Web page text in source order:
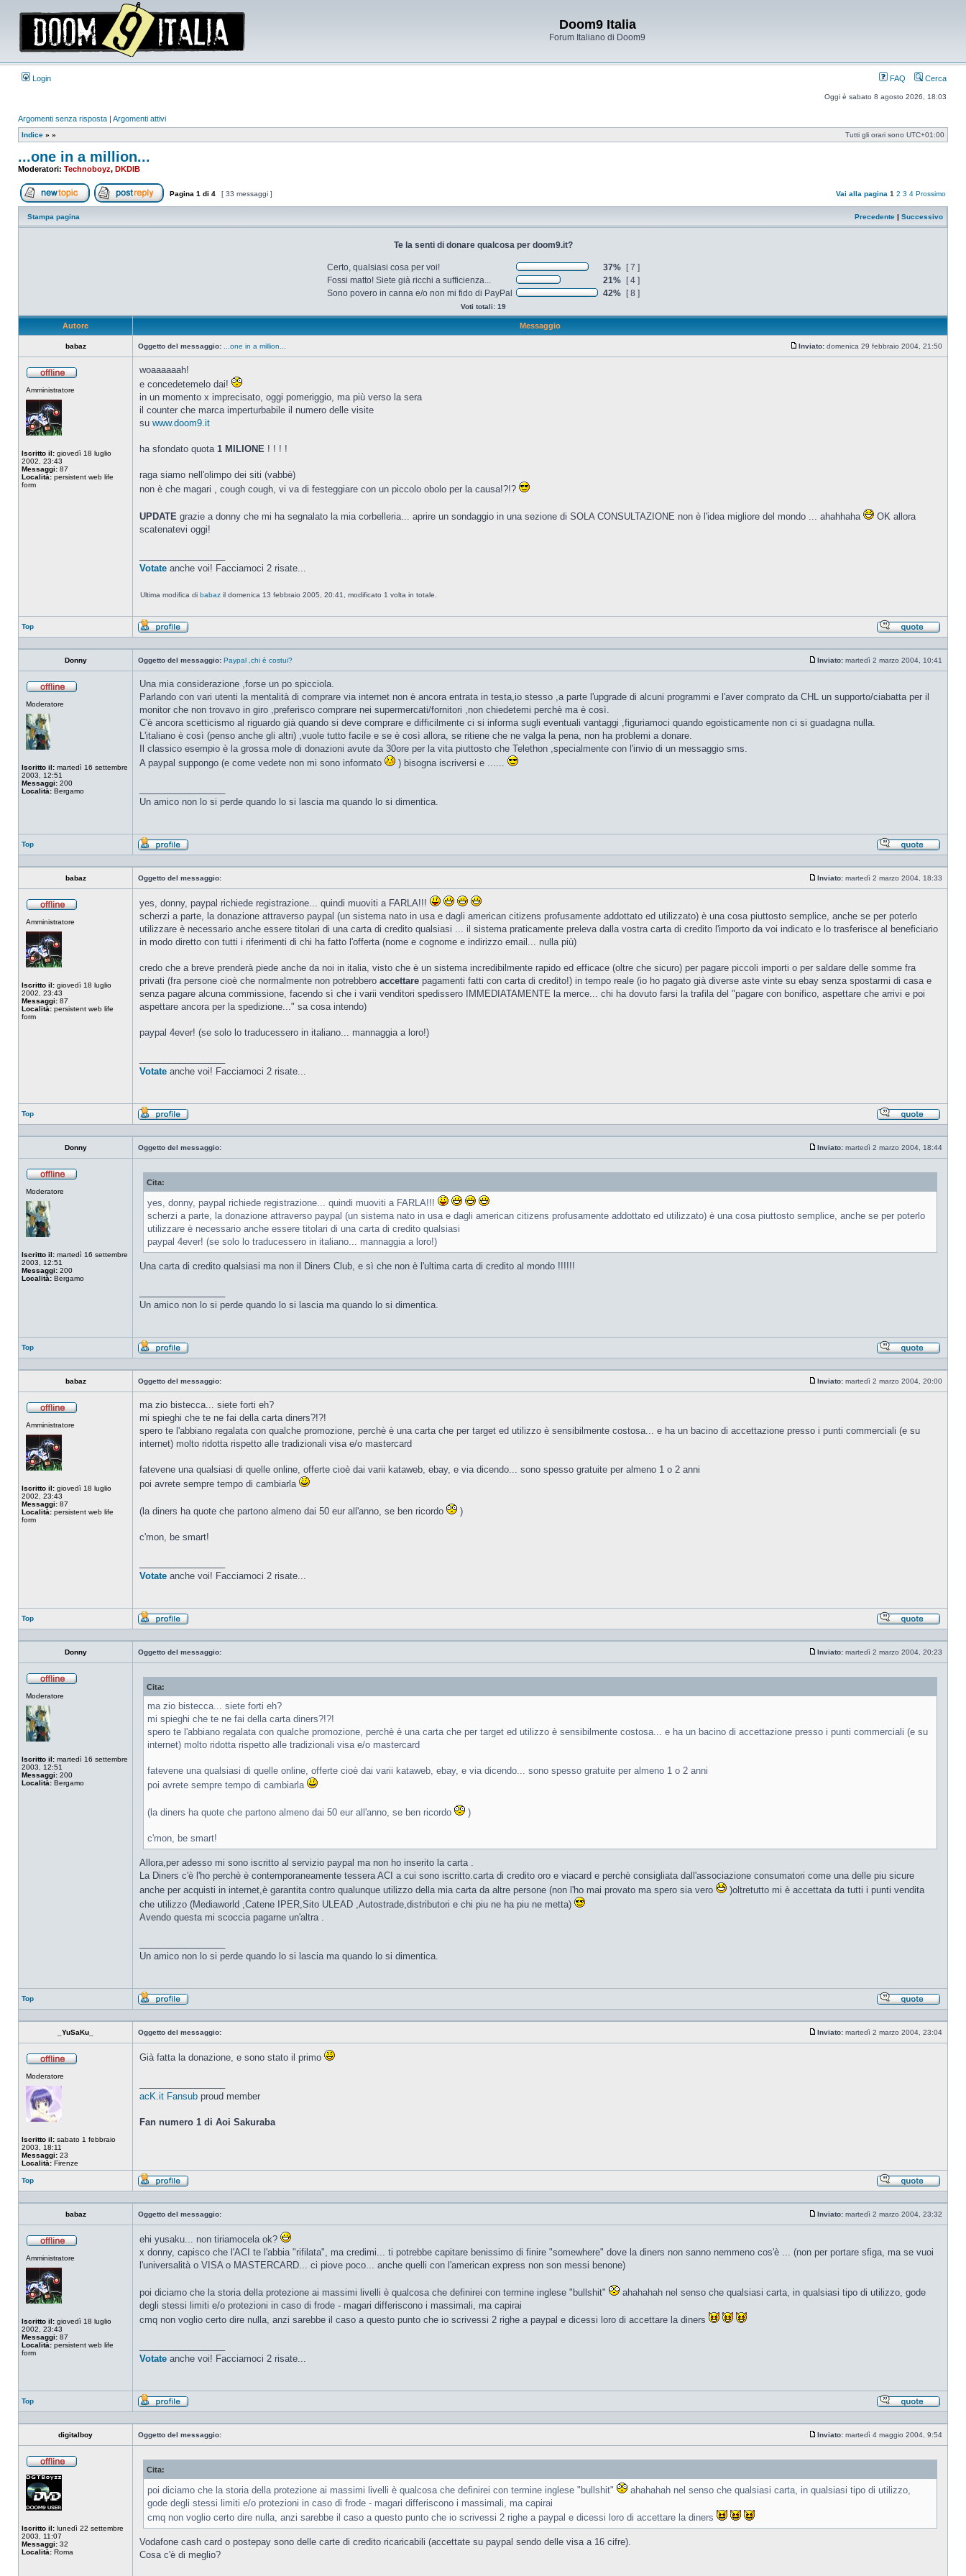
Doom9 Italia
Forum Italiano di Doom9
Login FAQ Cerca
Oggi è sabato 8 agosto 2026, 18:03
Argomenti senza risposta | Argomenti attivi
Indice » » Tutti gli orari sono UTC+01:00
...one in a million...
Moderatori: Technoboyz, DKDIB
Apri un nuovo argomentoRispondi all’argomento
Pagina 1 di 4 [ 33 messaggi ] Vai alla pagina 1 2 3 4 Prossimo
Stampa pagina Precedente | Successivo
Te la senti di donare qualcosa per doom9.it?
Certo, qualsiasi cosa per voi!
37%
37%
[ 7 ]
Fossi matto! Siete già ricchi a sufficienza...
21%
21%
[ 4 ]
Sono povero in canna e/o non mi fido di PayPal
42% [ 8 ]
Voti totali: 19
Autore Messaggio
babaz Oggetto del messaggio:
...one in a million...
Inviato: domenica 29 febbraio 2004, 21:50
Amministratore
Iscritto il: giovedì 18 luglio
2002, 23:43
Messaggi: 87
Località: persistent web life
form
woaaaaaah!
e concedetemelo dai!
in un momento x imprecisato, oggi pomeriggio, ma più verso la sera
il counter che marca imperturbabile il numero delle visite
su www.doom9.it
ha sfondato quota 1 MILIONE ! ! ! !
raga siamo nell'olimpo dei siti (vabbè)
non è che magari , cough cough, vi va di festeggiare con un piccolo obolo per la causa!?!?
UPDATE grazie a donny che mi ha segnalato la mia corbelleria... aprire un sondaggio in una sezione di SOLA CONSULTAZIONE non è l'idea migliore del mondo ... ahahhaha
OK allora
scatenatevi oggi!
Votate anche voi! Facciamoci 2 risate...
Ultima modifica di babaz il domenica 13 febbraio 2005, 20:41, modificato 1 volta in totale.
Top
Profilo
Donny
Oggetto del messaggio: Paypal ,chi è costui?
Inviato: martedì 2 marzo 2004, 10:41
Moderatore
Iscritto il: martedì 16 settembre
2003, 12:51
Messaggi: 200
Località: Bergamo
Una mia considerazione ,forse un po spicciola.
Parlando con vari utenti la mentalità di comprare via internet non è ancora entrata in testa,io stesso ,a parte l'upgrade di alcuni programmi e l'aver comprato da CHL un supporto/ciabatta per il
monitor che non trovavo in giro ,preferisco comprare nei supermercati/fornitori ,non chiedetemi perchè ma è così.
C'è ancora scetticismo al riguardo già quando si deve comprare e difficilmente ci si informa sugli eventuali vantaggi ,figuriamoci quando egoisticamente non ci si guadagna nulla.
L'italiano è così (penso anche gli altri) ,vuole tutto facile e se è così allora, se ritiene che ne valga la pena, non ha problemi a donare.
Il classico esempio è la grossa mole di donazioni avute da 30ore per la vita piuttosto che Telethon ,specialmente con l'invio di un messaggio sms.
A paypal suppongo (e come vedete non mi sono informato
) bisogna iscriversi e ......
Un amico non lo si perde quando lo si lascia ma quando lo si dimentica.
Top
Profilo
babaz
Oggetto del messaggio:
Inviato: martedì 2 marzo 2004, 18:33
Amministratore
Iscritto il: giovedì 18 luglio
2002, 23:43
Messaggi: 87
Località: persistent web life
form
yes, donny, paypal richiede registrazione... quindi muoviti a FARLA!!!
scherzi a parte, la donazione attraverso paypal (un sistema nato in usa e dagli american citizens profusamente addottato ed utilizzato) è una cosa piuttosto semplice, anche se per poterlo
utilizzare è necessario anche essere titolari di una carta di credito qualsiasi ... il sistema praticamente preleva dalla vostra carta di credito l'importo da voi indicato e lo trasferisce al beneficiario
in modo diretto con tutti i riferimenti di chi ha fatto l'offerta (nome e cognome e indirizzo email... nulla più)
credo che a breve prenderà piede anche da noi in italia, visto che è un sistema incredibilmente rapido ed efficace (oltre che sicuro) per pagare piccoli importi o per saldare delle somme fra
privati (fra persone cioè che normalmente non potrebbero accettare pagamenti fatti con carta di credito!) in tempo reale (io ho pagato già diverse aste vinte su ebay senza spostarmi di casa e
senza pagare alcuna commissione, facendo sì che i varii venditori spedissero IMMEDIATAMENTE la merce... chi ha dovuto farsi la trafila del "pagare con bonifico, aspettare che arrivi e poi
aspettare ancora per la spedizione..." sa cosa intendo)
paypal 4ever! (se solo lo traducessero in italiano... mannaggia a loro!)
Votate anche voi! Facciamoci 2 risate...
Top
Profilo
Donny
Oggetto del messaggio:
Inviato: martedì 2 marzo 2004, 18:44
Moderatore
Iscritto il: martedì 16 settembre
2003, 12:51
Messaggi: 200
Località: Bergamo
Cita:
yes, donny, paypal richiede registrazione... quindi muoviti a FARLA!!!
scherzi a parte, la donazione attraverso paypal (un sistema nato in usa e dagli american citizens profusamente addottato ed utilizzato) è una cosa piuttosto semplice, anche se per poterlo
utilizzare è necessario anche essere titolari di una carta di credito qualsiasi
paypal 4ever! (se solo lo traducessero in italiano... mannaggia a loro!)
Una carta di credito qualsiasi ma non il Diners Club, e sì che non è l'ultima carta di credito al mondo !!!!!!
Un amico non lo si perde quando lo si lascia ma quando lo si dimentica.
Top
Profilo
babaz
Oggetto del messaggio:
Inviato: martedì 2 marzo 2004, 20:00
Amministratore
Iscritto il: giovedì 18 luglio
2002, 23:43
Messaggi: 87
Località: persistent web life
form
ma zio bistecca... siete forti eh?
mi spieghi che te ne fai della carta diners?!?!
spero te l'abbiano regalata con qualche promozione, perchè è una carta che per target ed utilizzo è sensibilmente costosa... e ha un bacino di accettazione presso i punti commerciali (e su
internet) molto ridotta rispetto alle tradizionali visa e/o mastercard
fatevene una qualsiasi di quelle online, offerte cioè dai varii kataweb, ebay, e via dicendo... sono spesso gratuite per almeno 1 o 2 anni
poi avrete sempre tempo di cambiarla
(la diners ha quote che partono almeno dai 50 eur all'anno, se ben ricordo )
c'mon, be smart!
Votate anche voi! Facciamoci 2 risate...
Top
Profilo
Donny
Oggetto del messaggio:
Inviato: martedì 2 marzo 2004, 20:23
Moderatore
Iscritto il: martedì 16 settembre
2003, 12:51
Messaggi: 200
Località: Bergamo
Cita:
ma zio bistecca... siete forti eh?
mi spieghi che te ne fai della carta diners?!?!
spero te l'abbiano regalata con qualche promozione, perchè è una carta che per target ed utilizzo è sensibilmente costosa... e ha un bacino di accettazione presso i punti commerciali (e su
internet) molto ridotta rispetto alle tradizionali visa e/o mastercard
fatevene una qualsiasi di quelle online, offerte cioè dai varii kataweb, ebay, e via dicendo... sono spesso gratuite per almeno 1 o 2 anni
poi avrete sempre tempo di cambiarla
(la diners ha quote che partono almeno dai 50 eur all'anno, se ben ricordo )
c'mon, be smart!
Allora,per adesso mi sono iscritto al servizio paypal ma non ho inserito la carta .
La Diners c'è l'ho perchè è contemporaneamente tessera ACI a cui sono iscritto.carta di credito oro e viacard e perchè consigliata dall'associazione consumatori come una delle piu sicure
anche per acquisti in internet,è garantita contro qualunque utilizzo della mia carta da altre persone (non l'ho mai provato ma spero sia vero
)oltretutto mi è accettata da tutti i punti vendita
che utilizzo (Mediaworld ,Catene IPER,Sito ULEAD ,Autostrade,distributori e chi piu ne ha piu ne metta)
Avendo questa mi scoccia pagarne un'altra .
Un amico non lo si perde quando lo si lascia ma quando lo si dimentica.
Top
Profilo
_YuSaKu_
Oggetto del messaggio:
Inviato: martedì 2 marzo 2004, 23:04
Moderatore
Iscritto il: sabato 1 febbraio
2003, 18:11
Messaggi: 23
Località: Firenze
Già fatta la donazione, e sono stato il primo
acK.it Fansub proud member
Fan numero 1 di Aoi Sakuraba
Top
Profilo
babaz
Oggetto del messaggio:
Inviato: martedì 2 marzo 2004, 23:32
Amministratore
Iscritto il: giovedì 18 luglio
2002, 23:43
Messaggi: 87
Località: persistent web life
form
ehi yusaku... non tiriamocela ok?
x donny, capisco che l'ACI te l'abbia "rifilata", ma credimi... ti potrebbe capitare benissimo di finire "somewhere" dove la diners non sanno nemmeno cos'è ... (non per portare sfiga, ma se vuoi
l'universalità o VISA o MASTERCARD... ci piove poco... anche quelli con l'american express non son messi benone)
poi diciamo che la storia della protezione ai massimi livelli è qualcosa che definirei con termine inglese "bullshit"
ahahahah nel senso che qualsiasi carta, in qualsiasi tipo di utilizzo, gode
degli stessi limiti e/o protezioni in caso di frode - magari differiscono i massimali, ma capirai
cmq non voglio certo dire nulla, anzi sarebbe il caso a questo punto che io scrivessi 2 righe a paypal e dicessi loro di accettare la diners
Votate anche voi! Facciamoci 2 risate...
Top
Profilo
digitalboy
Oggetto del messaggio:
Inviato: martedì 4 maggio 2004, 9:54
Iscritto il: lunedì 22 settembre
2003, 11:07
Messaggi: 32
Località: Roma
Cita:
poi diciamo che la storia della protezione ai massimi livelli è qualcosa che definirei con termine inglese "bullshit"
ahahahah nel senso che qualsiasi carta, in qualsiasi tipo di utilizzo,
gode degli stessi limiti e/o protezioni in caso di frode - magari differiscono i massimali, ma capirai
cmq non voglio certo dire nulla, anzi sarebbe il caso a questo punto che io scrivessi 2 righe a paypal e dicessi loro di accettare la diners
Vodafone cash card o postepay sono delle carte di credito ricaricabili (accettate su paypal sendo delle visa a 16 cifre).
Cosa c'è di meglio?